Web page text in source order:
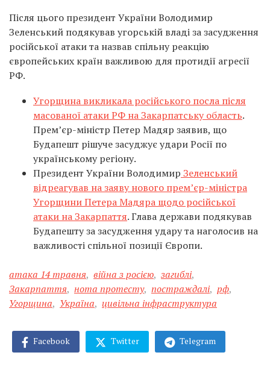
Після цього президент України Володимир
Зеленський подякував угорській владі за засудження
російської атаки та назвав спільну реакцію
європейських країн важливою для протидії агресії
РФ.
Угорщина викликала російського посла після
масованої атаки РФ на Закарпатську область.
Прем’єр-міністр Петер Мадяр заявив, що
Будапешт рішуче засуджує удари Росії по
українському регіону.
Президент України Володимир Зеленський
відреагував на заяву нового прем’єр-міністра
Угорщини Петера Мадяра щодо російської
атаки на Закарпаття. Глава держави подякував
Будапешту за засудження удару та наголосив на
важливості спільної позиції Європи.
атака 14 травня, війна з росією, загиблі,
Закарпаття, нота протесту, постраждалі, рф,
Угорщина, Україна, цивільна інфраструктура
Facebook Twitter Telegram